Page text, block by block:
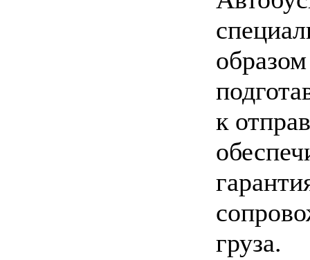
образом
к
груза.